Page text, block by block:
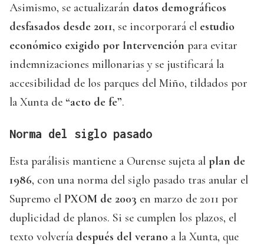
Asimismo, se actualizarán datos demográficos
desfasados desde 2011, se incorporará el estudio
económico exigido por Intervención para evitar
indemnizaciones millonarias y se justificará la
accesibilidad de los parques del Miño, tildados por
la Xunta de “acto de fe”.
Norma del siglo pasado
Esta parálisis mantiene a Ourense sujeta al plan de
1986, con una norma del siglo pasado tras anular el
Supremo el PXOM de 2003 en marzo de 2011 por
duplicidad de planos. Si se cumplen los plazos, el
texto volvería después del verano a la Xunta, que